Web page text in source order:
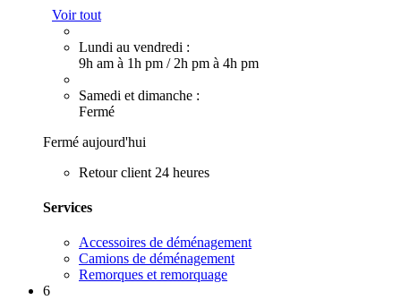
Voir tout
Lundi au vendredi :
9h am à 1h pm / 2h pm à 4h pm
Samedi et dimanche :
Fermé
Fermé aujourd'hui
Retour client 24 heures
Services
Accessoires de déménagement
Camions de déménagement
Remorques et remorquage
6